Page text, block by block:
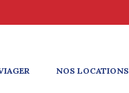
NOS LOCATIONS